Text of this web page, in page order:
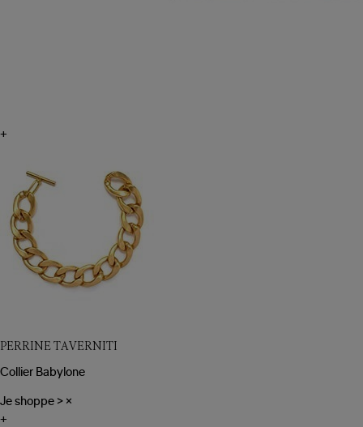
+
PERRINE TAVERNITI
Collier Babylone
Je shoppe > ×
+